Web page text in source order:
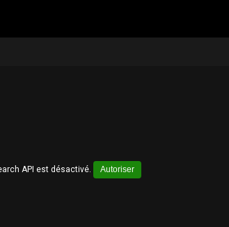
API est désactivé. Autoriser